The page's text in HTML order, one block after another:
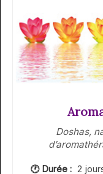
Doshas,
🕐 Durée : 2